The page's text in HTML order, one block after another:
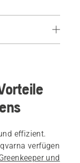
effizient.
verfügen
und